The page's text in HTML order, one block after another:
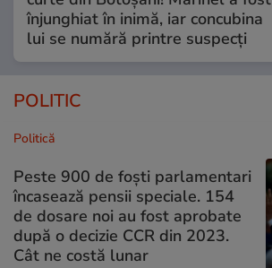
înjunghiat în inimă, iar concubina
lui se numără printre suspecți
POLITIC
Politică
Peste 900 de foști parlamentari
încasează pensii speciale. 154
de dosare noi au fost aprobate
după o decizie CCR din 2023.
Cât ne costă lunar